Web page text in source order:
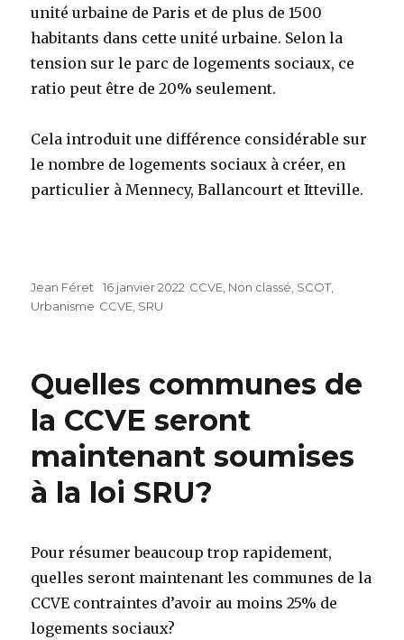
unité urbaine de Paris et de plus de 1500
habitants dans cette unité urbaine. Selon la
tension sur le parc de logements sociaux, ce
ratio peut être de 20% seulement.
Cela introduit une différence considérable sur
le nombre de logements sociaux à créer, en
particulier à Mennecy, Ballancourt et Itteville.
Auteur
Jean Féret
Publié
le
16 janvier 2022 Catégories
CCVE, Non classé, SCOT,
Urbanisme Étiquettes
CCVE, SRU
Quelles communes de
la CCVE seront
maintenant soumises
à la loi SRU?
Pour résumer beaucoup trop rapidement,
quelles seront maintenant les communes de la
CCVE contraintes d’avoir au moins 25% de
logements sociaux?